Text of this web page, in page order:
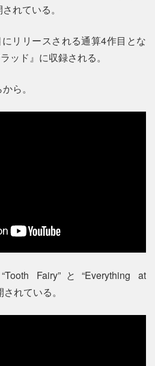
れている。
にリリースされる通算4作目とな
ッド』に収録される。
ら。
Fairy”と“Everything at
れている。